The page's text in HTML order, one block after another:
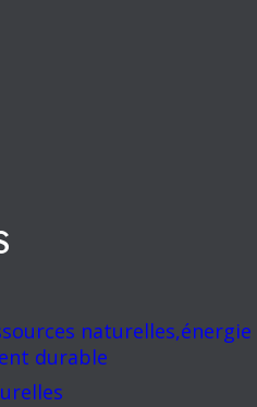
naturelles,énergie
durable